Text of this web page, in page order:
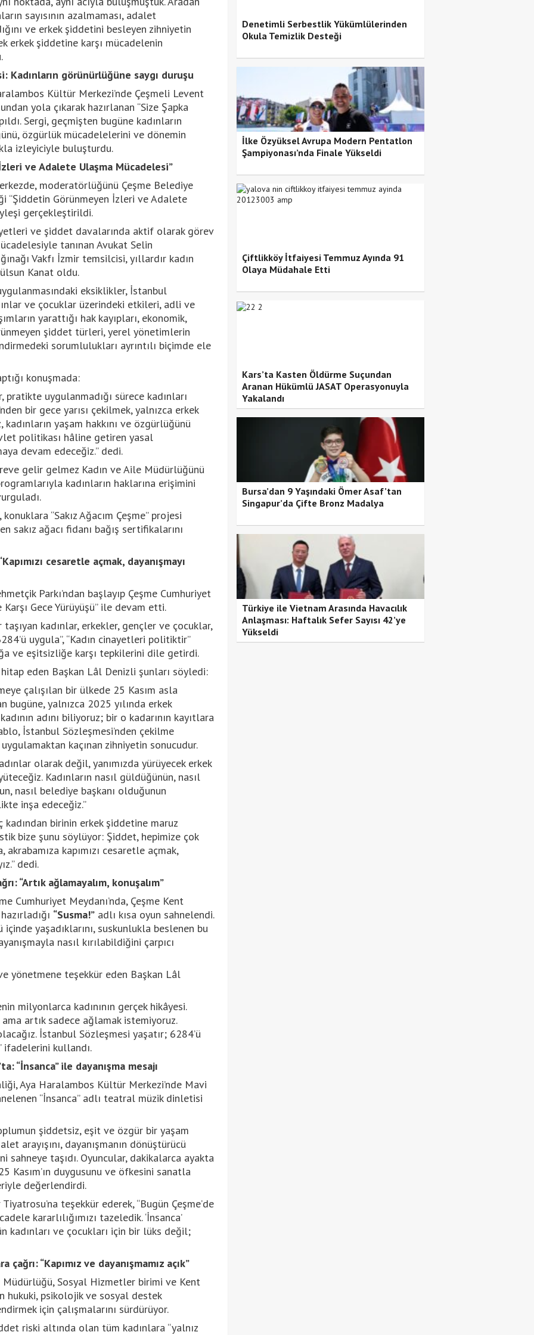
sayısının azalmaması, adalet
ve erkek şiddetini besleyen zihniyetin
erkek şiddetine karşı mücadelenin
Kadınların görünürlüğüne saygı duruşu
Kültür Merkezi’nde Çeşmeli Levent
yola çıkarak hazırlanan “Size Şapka
Sergi, geçmişten bugüne kadınların
özgürlük mücadelelerini ve dönemin
izleyiciyle buluşturdu.
ve Adalete Ulaşma Mücadelesi”
moderatörlüğünü Çeşme Belediye
“Şiddetin Görünmeyen İzleri ve Adalete
gerçekleştirildi.
ve şiddet davalarında aktif olarak görev
tanınan Avukat Selin
Vakfı İzmir temsilcisi, yıllardır kadın
Kanat oldu.
eksiklikler, İstanbul
ve çocuklar üzerindeki etkileri, adli ve
yarattığı hak kayıpları, ekonomik,
şiddet türleri, yerel yönetimlerin
sorumlulukları ayrıntılı biçimde ele
konuşmada:
uygulanmadığı sürece kadınları
bir gece yarısı çekilmek, yalnızca erkek
yaşam hakkını ve özgürlüğünü
politikası hâline getiren yasal
devam edeceğiz.” dedi.
gelir gelmez Kadın ve Aile Müdürlüğünü
kadınların haklarına erişimini
“Sakız Ağacım Çeşme” projesi
sakız ağacı fidanı bağış sertifikalarını
cesaretle açmak, dayanışmayı
Parkı’ndan başlayıp Çeşme Cumhuriyet
Gece Yürüyüşü” ile devam etti.
kadınlar, erkekler, gençler ve çocuklar,
uygula”, “Kadın cinayetleri politiktir”
ve eşitsizliğe karşı tepkilerini dile getirdi.
eden Başkan Lâl Denizli şunları söyledi:
çalışılan bir ülkede 25 Kasım asla
bugüne, yalnızca 2025 yılında erkek
adını biliyoruz; bir o kadarının kayıtlara
İstanbul Sözleşmesi’nden çekilme
kaçınan zihniyetin sonucudur.
olarak değil, yanımızda yürüyecek erkek
Kadınların nasıl güldüğünün, nasıl
nasıl belediye başkanı olduğunun
inşa edeceğiz.”
kadından birinin erkek şiddetine maruz
bize şunu söylüyor: Şiddet, hepimize çok
akrabamıza kapımızı cesaretle açmak,
dedi.
“Artık ağlamayalım, konuşalım”
Cumhuriyet Meydanı’nda, Çeşme Kent
“Susma!”adlı kısa oyun sahnelendi.
yaşadıklarını, suskunlukla beslenen bu
nasıl kırılabildiğini çarpıcı
yönetmene teşekkür eden Başkan Lâl
milyonlarca kadınının gerçek hikâyesi.
artık sadece ağlamak istemiyoruz.
İstanbul Sözleşmesi yaşatır; 6284’ü
ifadelerini kullandı.
“İnsanca” ile dayanışma mesajı
Aya Haralambos Kültür Merkezi’nde Mavi
“İnsanca” adlı teatral müzik dinletisi
şiddetsiz, eşit ve özgür bir yaşam
arayışını, dayanışmanın dönüştürücü
sahneye taşıdı. Oyuncular, dakikalarca ayakta
Kasım’ın duygusunu ve öfkesini sanatla
değerlendirdi.
teşekkür ederek, “Bugün Çeşme’de
kararlılığımızı tazeledik. ‘İnsanca’
kadınları ve çocukları için bir lüks değil;
“Kapımız ve dayanışmamız açık”
Müdürlüğü, Sosyal Hizmetler birimi ve Kent
hukuki, psikolojik ve sosyal destek
için çalışmalarını sürdürüyor.
riski altında olan tüm kadınlara “yalnız
Denetimli Serbestlik Yükümlülerinden
Okula Temizlik Desteği
İlke Özyüksel Avrupa Modern Pentatlon
Şampiyonası’nda Finale Yükseldi
Çiftlikköy İtfaiyesi Temmuz Ayında 91
Olaya Müdahale Etti
Kars’ta Kasten Öldürme Suçundan
Aranan Hükümlü JASAT Operasyonuyla
Yakalandı
Bursa’dan 9 Yaşındaki Ömer Asaf’tan
Singapur’da Çifte Bronz Madalya
Türkiye ile Vietnam Arasında Havacılık
Anlaşması: Haftalık Sefer Sayısı 42’ye
Yükseldi